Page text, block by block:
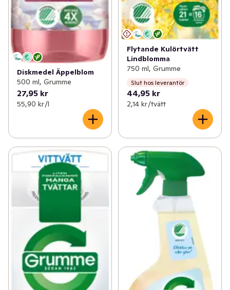
Diskmedel Äppelblom
500 ml, Grumme
27,95 kr
55,90 kr /l
Flytande Kulörtvätt
Lindblomma
750 ml, Grumme
Slut hos leverantör
44,95 kr
2,14 kr /tvätt